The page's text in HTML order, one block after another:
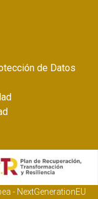
de Datos
- NextGenerationEU